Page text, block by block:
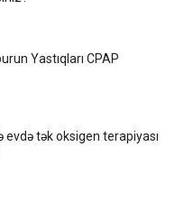
Yastıqları CPAP
evdə tək oksigen terapiyası